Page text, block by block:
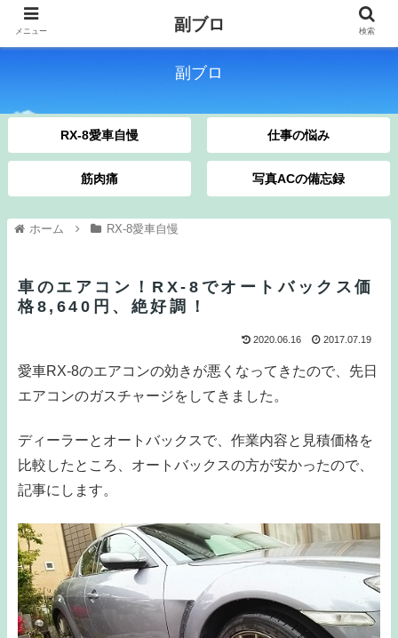
副ブロ
RX-8愛車自慢 仕事の悩み
筋肉痛 写真ACの備忘録
ホーム RX-8愛車自慢
車のエアコン！RX-8でオートバックス価
格8,640円、絶好調！
2020.06.16 2017.07.19
愛車RX‐8のエアコンの効きが悪くなってきたので、先日
エアコンのガスチャージをしてきました。
ディーラーとオートバックスで、作業内容と見積価格を
比較したところ、オートバックスの方が安かったので、
記事にします。
メニュー 副ブロ 検索